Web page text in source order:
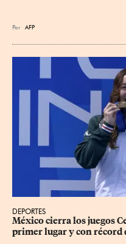
Por AFP
DEPORTES
México cierra los juegos
primer lugar y con récord